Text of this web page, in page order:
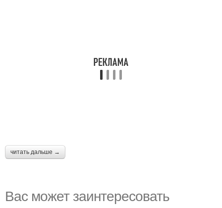
читать дальше →
Вас может заинтересовать